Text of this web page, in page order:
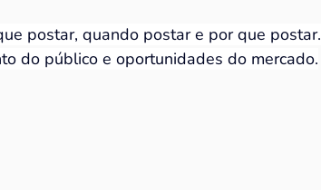
postar, quando postar e por que postar.
do público e oportunidades do mercado.